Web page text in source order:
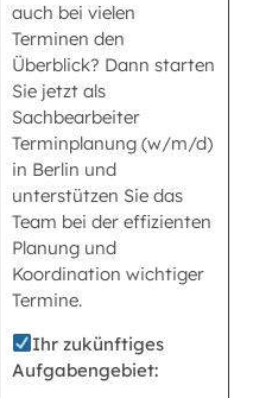
auch bei vielen
Terminen den
Überblick? Dann starten
Sie jetzt als
Sachbearbeiter
Terminplanung (w/m/d)
in Berlin und
unterstützen Sie das
Team bei der effizienten
Planung und
Koordination wichtiger
Termine.
Ihr zukünftiges
Aufgabengebiet: